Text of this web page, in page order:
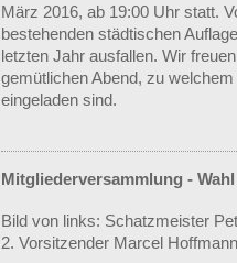
März 2016, ab 19:00 Uhr statt.
bestehenden städtischen
letzten Jahr ausfallen. Wir
gemütlichen Abend, zu
eingeladen sind.
Mitgliederversammlung -
Bild von links: Schatzmeister
2. Vorsitzender Marcel